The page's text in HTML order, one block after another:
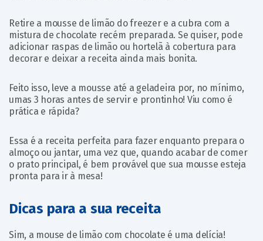
Retire a mousse de limão do freezer e a cubra com a
mistura de chocolate recém preparada. Se quiser, pode
adicionar raspas de limão ou hortelã à cobertura para
decorar e deixar a receita ainda mais bonita.
Feito isso, leve a mousse até a geladeira por, no mínimo,
umas 3 horas antes de servir e prontinho! Viu como é
prática e rápida?
Essa é a receita perfeita para fazer enquanto prepara o
almoço ou jantar, uma vez que, quando acabar de comer
o prato principal, é bem provável que sua mousse esteja
pronta para ir à mesa!
Dicas para a sua receita
Sim, a mouse de limão com chocolate é uma delícia!